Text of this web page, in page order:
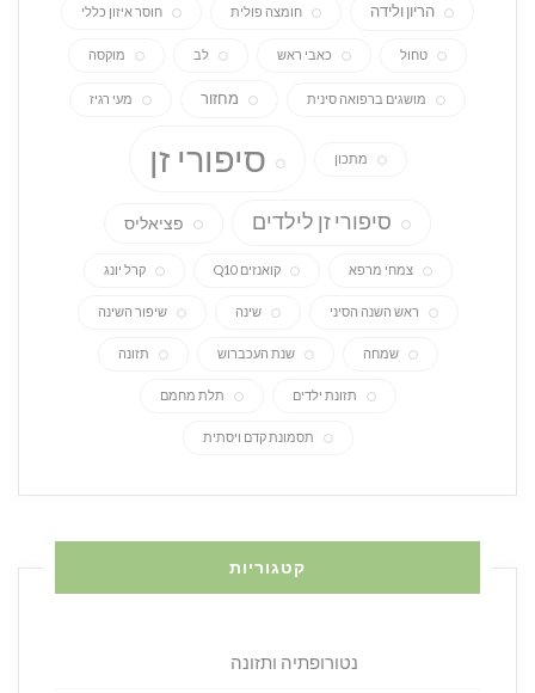
הריון ולידה חומצה פולית חוסר איזון כללי
טחול כאבי ראש לב מוקסה
מושגים ברפואה סינית מחזור מעי רגיז
מתכון סיפורי זן
סיפורי זן לילדים פציאליס
צמחי מרפא קואנזים Q10 קרל יונג
ראש השנה הסיני שינה שיפור השינה
שמחה שנת העכברוש תזונה
תזונת ילדים תלת מחמם
תסמונת קדם ויסתית
קטגוריות
נטורופתיה ותזונה